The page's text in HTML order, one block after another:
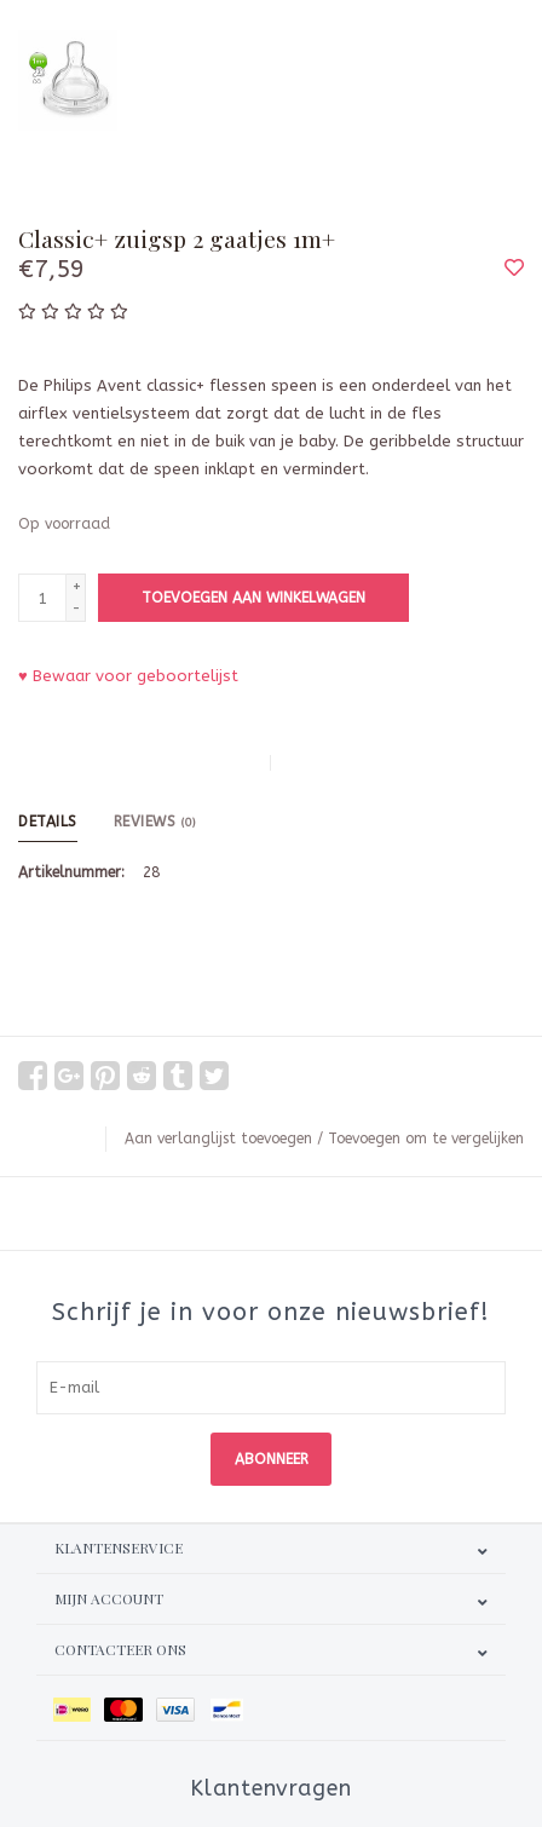
Classic+ zuigsp 2 gaatjes 1m+
€7,59
De Philips Avent classic+ flessen speen is een onderdeel van het
airflex ventielsysteem dat zorgt dat de lucht in de fles
terechtkomt en niet in de buik van je baby. De geribbelde structuur
voorkomt dat de speen inklapt en vermindert.
Op voorraad
+
-
TOEVOEGEN AAN WINKELWAGEN
♥ Bewaar voor geboortelijst
DETAILS REVIEWS (0)
Artikelnummer: 28
Aan verlanglijst toevoegen / Toevoegen om te vergelijken
Schrijf je in voor onze nieuwsbrief!
ABONNEER
KLANTENSERVICE
MIJN ACCOUNT
CONTACTEER ONS
Klantenvragen